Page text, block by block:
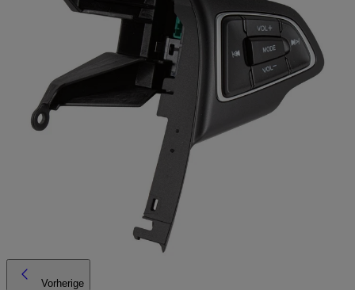
Vorherige